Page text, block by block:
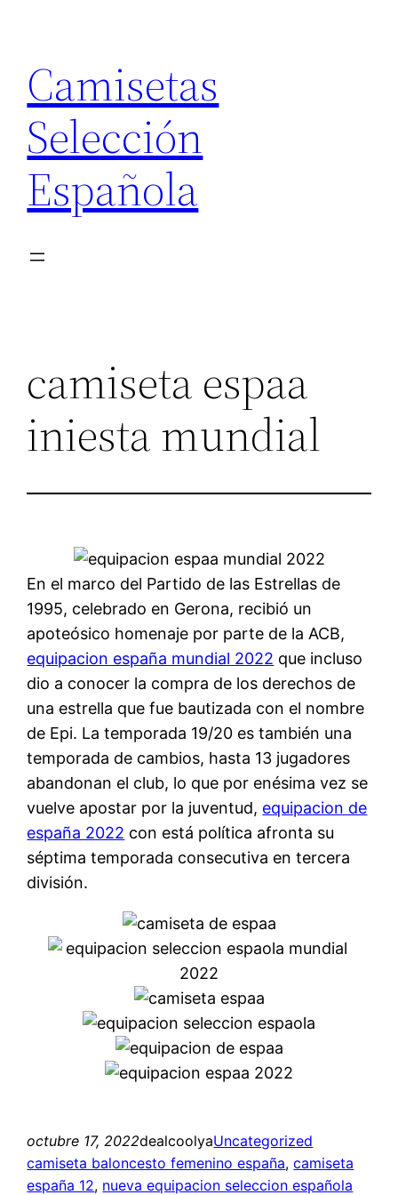
contenido
Camisetas
Selección
Española
camiseta espaa
iniesta mundial
En el marco del Partido de las Estrellas de
1995, celebrado en Gerona, recibió un
apoteósico homenaje por parte de la ACB,
equipacion españa mundial 2022 que incluso
dio a conocer la compra de los derechos de
una estrella que fue bautizada con el nombre
de Epi. La temporada 19/20 es también una
temporada de cambios, hasta 13 jugadores
abandonan el club, lo que por enésima vez se
vuelve apostar por la juventud, equipacion de
españa 2022 con está política afronta su
séptima temporada consecutiva en tercera
división.
octubre 17, 2022dealcoolyaUncategorized
camiseta baloncesto femenino españa, camiseta
españa 12, nueva equipacion seleccion española